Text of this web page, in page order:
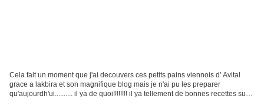
Cela fait un moment que j'ai decouvers ces petits pains viennois d' Avital
grace a lakbira et son magnifique blog mais je n'ai pu les preparer
qu'aujourdh'ui.......... il ya de quoi!!!!!!!! il ya tellement de bonnes recettes sur